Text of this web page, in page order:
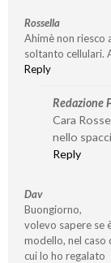
Rossella
Ahimè non riesco
soltanto cellulari.
Reply
Redazione
Cara
nello
Reply
Dav
Buongiorno,
volevo sapere se
modello, nel caso
cui lo ho regalato